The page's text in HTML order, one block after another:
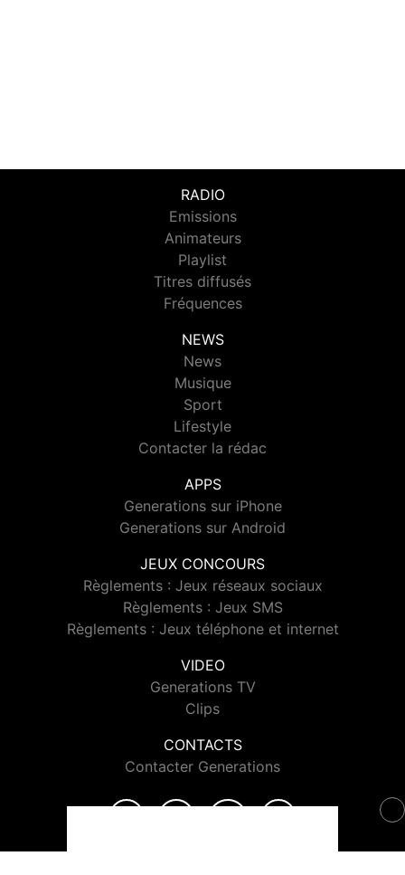
RADIO
Emissions
Animateurs
Playlist
Titres diffusés
Fréquences
NEWS
News
Musique
Sport
Lifestyle
Contacter la rédac
APPS
Generations sur iPhone
Generations sur Android
JEUX CONCOURS
Règlements : Jeux réseaux sociaux
Règlements : Jeux SMS
Règlements : Jeux téléphone et internet
VIDEO
Generations TV
Clips
CONTACTS
Contacter Generations